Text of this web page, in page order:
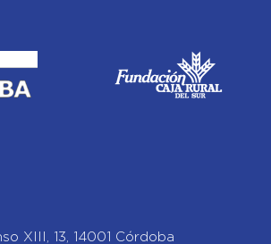
XIII, 13, 14001 Córdoba